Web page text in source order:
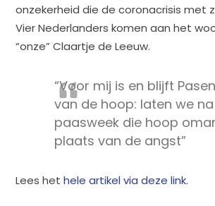
onzekerheid die de coronacrisis met
Vier Nederlanders komen aan het
“onze” Claartje de Leeuw.
“Voor mij is en blijft
van de hoop: laten we
paasweek die hoop
plaats van de angst”
Lees hethele artikel via deze link.